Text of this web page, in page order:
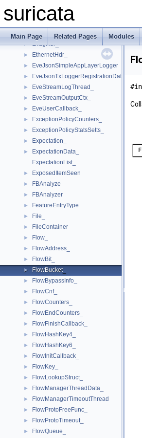
suricata
Main Page Related Pages Modules
► ErfDagThreadVars_
► ErspanHdr_
► ESPHdr_
► ETagHdr_
► EthernetHdr_
► EveJsonSimpleAppLayerLogger
► EveJsonTxLoggerRegistrationData
► EveStreamLogThread_
► EveStreamOutputCtx_
► EveUserCallback_
► ExceptionPolicyCounters_
► ExceptionPolicyStatsSetts_
► Expectation_
►
ExpectationData_
ExpectationList_
► ExposedItemSeen
► FBAnalyze
► FBAnalyzer
► FeatureEntryType
► File_
► FileContainer_
► Flow_
► FlowAddress_
► FlowBit_
► FlowBucket_
► FlowBypassInfo_
► FlowCnf_
► FlowCounters_
► FlowEndCounters_
► FlowFinishCallback_
► FlowHashKey4_
► FlowHashKey6_
► FlowInitCallback_
► FlowKey_
► FlowLookupStruct_
► FlowManagerThreadData_
► FlowManagerTimeoutThread
► FlowProtoFreeFunc_
► FlowProtoTimeout_
► FlowQueue_